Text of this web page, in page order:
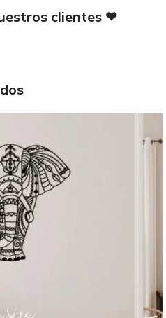
clientes ❤